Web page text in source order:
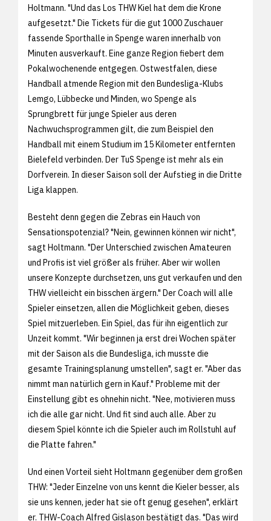
Holtmann. "Und das Los THW Kiel hat dem die Krone
aufgesetzt." Die Tickets für die gut 1000 Zuschauer
fassende Sporthalle in Spenge waren innerhalb von
Minuten ausverkauft. Eine ganze Region fiebert dem
Pokalwochenende entgegen. Ostwestfalen, diese
Handball atmende Region mit den Bundesliga-Klubs
Lemgo, Lübbecke und Minden, wo Spenge als
Sprungbrett für junge Spieler aus deren
Nachwuchsprogrammen gilt, die zum Beispiel den
Handball mit einem Studium im 15 Kilometer entfernten
Bielefeld verbinden. Der TuS Spenge ist mehr als ein
Dorfverein. In dieser Saison soll der Aufstieg in die Dritte
Liga klappen.
Besteht denn gegen die Zebras ein Hauch von
Sensationspotenzial? "Nein, gewinnen können wir nicht",
sagt Holtmann. "Der Unterschied zwischen Amateuren
und Profis ist viel größer als früher. Aber wir wollen
unsere Konzepte durchsetzen, uns gut verkaufen und den
THW vielleicht ein bisschen ärgern." Der Coach will alle
Spieler einsetzen, allen die Möglichkeit geben, dieses
Spiel mitzuerleben. Ein Spiel, das für ihn eigentlich zur
Unzeit kommt. "Wir beginnen ja erst drei Wochen später
mit der Saison als die Bundesliga, ich musste die
gesamte Trainingsplanung umstellen", sagt er. "Aber das
nimmt man natürlich gern in Kauf." Probleme mit der
Einstellung gibt es ohnehin nicht. "Nee, motivieren muss
ich die alle gar nicht. Und fit sind auch alle. Aber zu
diesem Spiel könnte ich die Spieler auch im Rollstuhl auf
die Platte fahren."
Und einen Vorteil sieht Holtmann gegenüber dem großen
THW: "Jeder Einzelne von uns kennt die Kieler besser, als
sie uns kennen, jeder hat sie oft genug gesehen", erklärt
er. THW-Coach Alfred Gislason bestätigt das. "Das wird